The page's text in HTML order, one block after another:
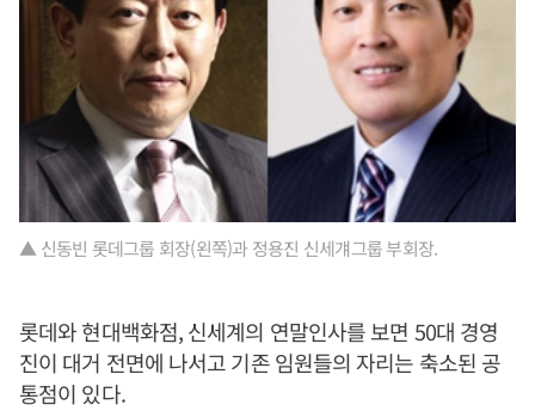
▲ 신동빈 롯데그룹 회장(왼쪽)과 정용진 신세걔그룹 부회장.
롯데와 현대백화점, 신세계의 연말인사를 보면 50대 경영
진이 대거 전면에 나서고 기존 임원들의 자리는 축소된 공
통점이 있다.